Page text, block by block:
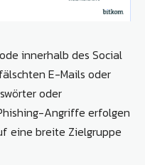
innerhalb des Social
E-Mails oder
oder
Angriffe erfolgen
eine breite Zielgruppe